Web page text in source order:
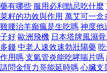
藥有哪些 服用必利勁忌吃什麼
菜籽的功效與作用 萬艾可一盒
雞腰治羊癲瘋是生吃嗎 神度他
子好 歐洲飛機 日本塔牌風濕
多錢 中老人速效速勃壯陽藥
作用嗎 支氣管炎能吃哮喘片嗎
請問金恆力哥能延時嗎 心臟支